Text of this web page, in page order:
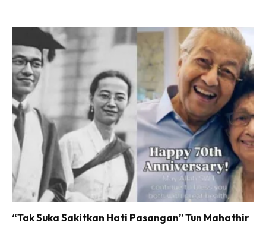
Ads
“Tak Suka Sakitkan Hati Pasangan” Tun Mahathir